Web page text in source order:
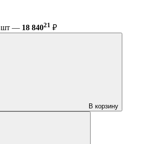
шт — 18 84021 ₽
В корзину